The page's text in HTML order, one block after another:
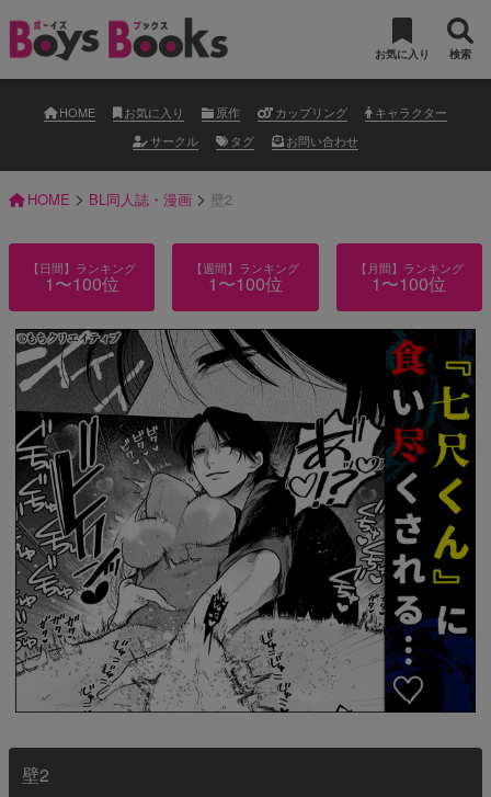
お気に入り 検索
HOME お気に入り 原作 カップリング
キャラクター
サークル
タグ お問い合わせ
HOME > BL同人誌・漫画 > 壁2
【日間】ランキング
1〜100位
【週間】ランキング
1〜100位
【月間】ランキング
1〜100位
壁2